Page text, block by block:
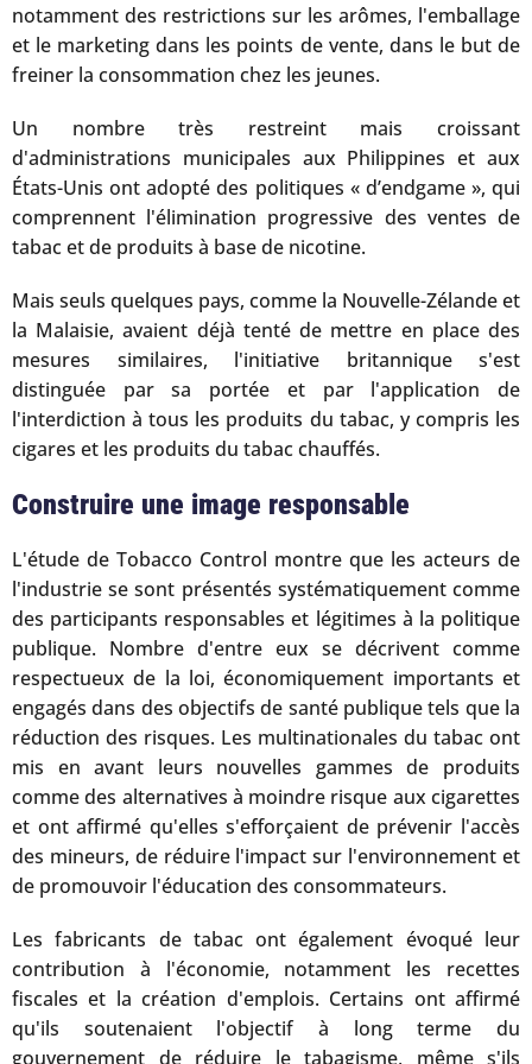
notamment des restrictions sur les arômes, l'emballage
et le marketing dans les points de vente, dans le but de
freiner la consommation chez les jeunes.
Un nombre très restreint mais croissant
d'administrations municipales aux Philippines et aux
États-Unis ont adopté des politiques « d’endgame », qui
comprennent l'élimination progressive des ventes de
tabac et de produits à base de nicotine.
Mais seuls quelques pays, comme la Nouvelle-Zélande et
la Malaisie, avaient déjà tenté de mettre en place des
mesures similaires, l'initiative britannique s'est
distinguée par sa portée et par l'application de
l'interdiction à tous les produits du tabac, y compris les
cigares et les produits du tabac chauffés.
Construire une image responsable
L'étude de Tobacco Control montre que les acteurs de
l'industrie se sont présentés systématiquement comme
des participants responsables et légitimes à la politique
publique. Nombre d'entre eux se décrivent comme
respectueux de la loi, économiquement importants et
engagés dans des objectifs de santé publique tels que la
réduction des risques. Les multinationales du tabac ont
mis en avant leurs nouvelles gammes de produits
comme des alternatives à moindre risque aux cigarettes
et ont affirmé qu'elles s'efforçaient de prévenir l'accès
des mineurs, de réduire l'impact sur l'environnement et
de promouvoir l'éducation des consommateurs.
Les fabricants de tabac ont également évoqué leur
contribution à l'économie, notamment les recettes
fiscales et la création d'emplois. Certains ont affirmé
qu'ils soutenaient l'objectif à long terme du
gouvernement de réduire le tabagisme, même s'ils